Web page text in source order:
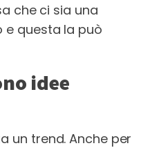
che ci sia una
e questa la può
idee
un trend. Anche per